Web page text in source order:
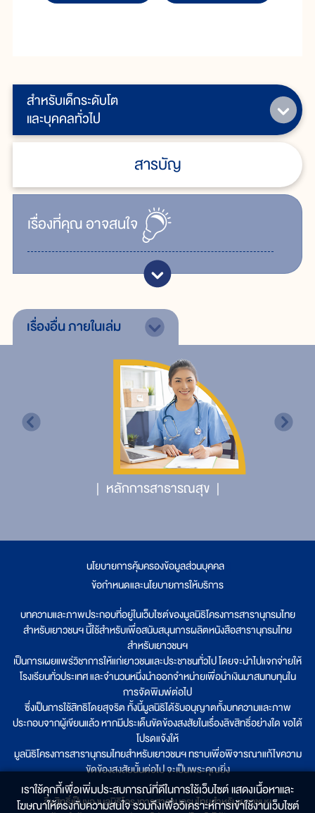
สำหรับเด็กระดับโต
และบุคคลทั่วไป
สารบัญ
เรื่ิองที่คุณอาจสนใจ
เรื่องอื่นภายในเล่ม
หลักการสาธารณสุข
นโยบายการคุ้มครองข้อมูลส่วนบุคคล
ข้อกำหนดและนโยบายการให้บริการ
บทความและภาพประกอบที่อยู่ในเว็บไซต์ของมูลนิธิโครงการสารานุกรมไทย
สำหรับเยาวชนฯ นี้ใช้สำหรับเพื่อสนับสนุนการผลิตหนังสือสารานุกรมไทย
สำหรับเยาวชนฯ
เป็นการเผยแพร่วิชาการให้แก่เยาวชนและประชาชนทั่วไป โดยจะนำไปแจกจ่ายให้
โรงเรียนทั่วประเทศ และจำนวนหนึ่งนำออกจำหน่ายเพื่อนำเงินมาสมทบทุนใน
การจัดพิมพ์ต่อไป
ซึ่งเป็นการใช้สิทธิโดยสุจริต ทั้งนี้มูลนิธิได้รับอนุญาตทั้งบทความและภาพ
ประกอบจากผู้เขียนแล้ว หากมีประเด็นขัดข้องสงสัยในเรื่องลิขสิทธิ์อย่างใด ขอได้
โปรดแจ้งให้
มูลนิธิโครงการสารานุกรมไทยสำหรับเยาวชนฯ ทราบเพื่อพิจารณาแก้ไขความ
ขัดข้องสงสัยนั้นต่อไป จะเป็นพระคุณยิ่ง
ลิขสิทธิ์เป็นของมูลนิธิโครงการสารานุกรมไทยสำหรับเยาวชนฯ
เราใช้คุกกี้เพื่อเพิ่มประสบการณ์ที่ดีในการใช้เว็บไซต์ แสดงเนื้อหาและ
โฆษณาให้ตรงกับความสนใจ รวมถึงเพื่อวิเคราะห์การเข้าใช้งานเว็บไซต์